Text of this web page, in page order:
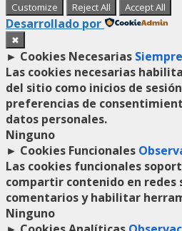
Customize Reject All Accept All
Desarrollado por
✖
► Cookies Necesarias
Las cookies necesarias
del sitio como inicios de
preferencias de
datos personales.
Ninguno
► Cookies Funcionales
Las cookies funcionales
compartir contenido en redes
comentarios y habilitar
Ninguno